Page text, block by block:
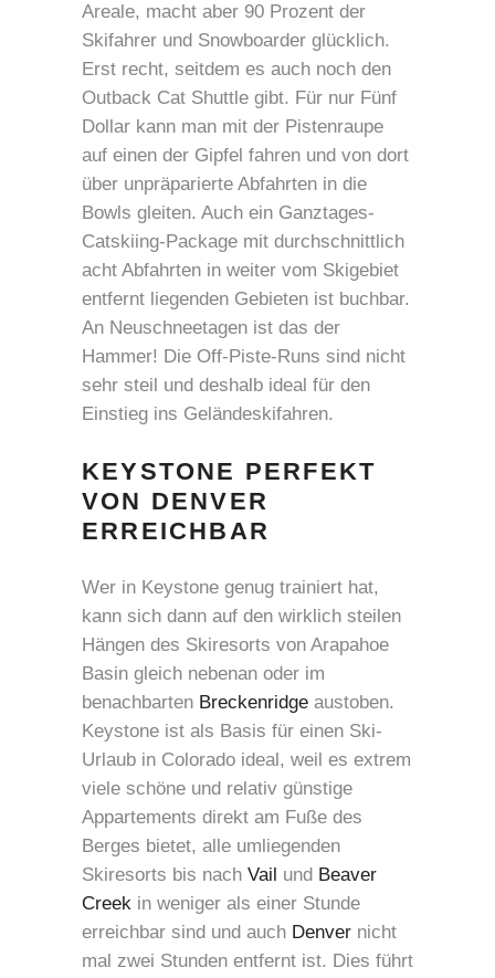
Areale, macht aber 90 Prozent der
Skifahrer und Snowboarder glücklich.
Erst recht, seitdem es auch noch den
Outback Cat Shuttle gibt. Für nur Fünf
Dollar kann man mit der Pistenraupe
auf einen der Gipfel fahren und von dort
über unpräparierte Abfahrten in die
Bowls gleiten. Auch ein Ganztages-
Catskiing-Package mit durchschnittlich
acht Abfahrten in weiter vom Skigebiet
entfernt liegenden Gebieten ist buchbar.
An Neuschneetagen ist das der
Hammer! Die Off-Piste-Runs sind nicht
sehr steil und deshalb ideal für den
Einstieg ins Geländeskifahren.
KEYSTONE PERFEKT
VON DENVER
ERREICHBAR
Wer in Keystone genug trainiert hat,
kann sich dann auf den wirklich steilen
Hängen des Skiresorts von Arapahoe
Basin gleich nebenan oder im
benachbarten Breckenridge austoben.
Keystone ist als Basis für einen Ski-
Urlaub in Colorado ideal, weil es extrem
viele schöne und relativ günstige
Appartements direkt am Fuße des
Berges bietet, alle umliegenden
Skiresorts bis nach Vail und Beaver
Creek in weniger als einer Stunde
erreichbar sind und auch Denver nicht
mal zwei Stunden entfernt ist. Dies führt